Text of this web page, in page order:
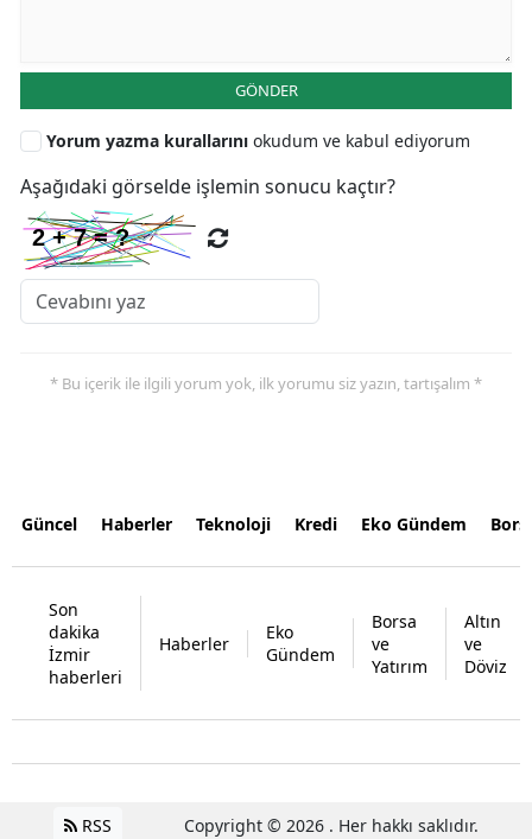
GÖNDER
Yorum yazma kurallarını okudum ve kabul ediyorum
Aşağıdaki görselde işlemin sonucu kaçtır?
* Bu içerik ile ilgili yorum yok, ilk yorumu siz yazın, tartışalım *
Güncel Haberler Teknoloji Kredi Eko Gündem
Son
dakika
İzmir
haberleri
Haberler
Eko
Gündem
Borsa
ve
Yatırım
Altın
ve
Döviz
RSS Copyright © 2026 . Her hakkı saklıdır.